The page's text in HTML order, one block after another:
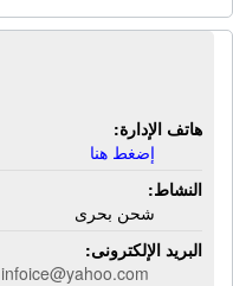
هاتف الإدارة:
إضغط هنا
النشاط:
شحن بحرى
البريد الإلكترونى:
infoice@yahoo.com